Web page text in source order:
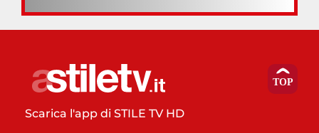
Scarica l'app di STILE TV HD